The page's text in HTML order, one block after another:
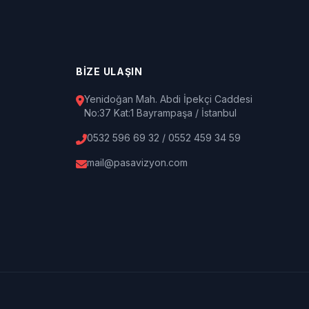
BİZE ULAŞIN
Yenidoğan Mah. Abdi İpekçi Caddesi
No:37 Kat:1 Bayrampaşa / İstanbul
0532 596 69 32 / 0552 459 34 59
mail@pasavizyon.com